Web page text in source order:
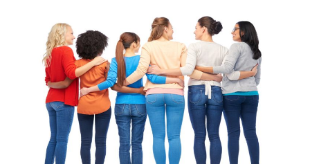
Cadeautips
Inspiratie
Lifestyle
Spiritualiteit
minfullness